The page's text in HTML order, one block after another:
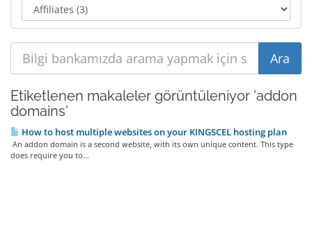
Etiketlenen makaleler görüntüleniyor 'addon
domains'
How to host multiple websites on your KINGSCEL hosting plan
An addon domain is a second website, with its own unique content. This type
does require you to...